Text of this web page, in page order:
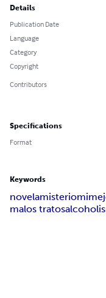
Details
Publication Date
Language
Category
Copyright
Contributors
Specifications
Format
Keywords
novelamisteriomi
malos tratos